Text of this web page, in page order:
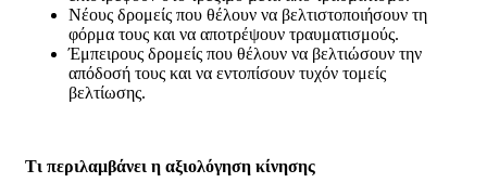
Νέους δρομείς που θέλουν να βελτιστοποιήσουν τη
φόρμα τους και να αποτρέψουν τραυματισμούς.
Έμπειρους δρομείς που θέλουν να βελτιώσουν την
απόδοσή τους και να εντοπίσουν τυχόν τομείς
βελτίωσης.
Τι περιλαμβάνει η αξιολόγηση κίνησης